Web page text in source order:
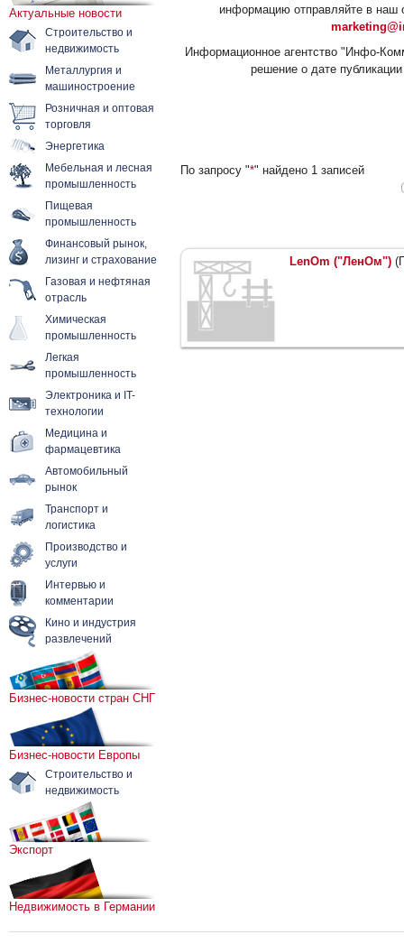
Актуальные новости
Строительство и
недвижимость
Металлургия и
машиностроение
Розничная и оптовая
торговля
Энергетика
Мебельная и лесная
промышленность
Пищевая
промышленность
Финансовый рынок,
лизинг и страхование
Газовая и нефтяная
отрасль
Химическая
промышленность
Легкая
промышленность
Электроника и IT-
технологии
Медицина и
фармацевтика
Автомобильный
рынок
Транспорт и
логистика
Производство и
услуги
Интервью и
комментарии
Кино и индустрия
развлечений
Бизнес-новости стран СНГ
Бизнес-новости Европы
Строительство и
недвижимость
Экспорт
Недвижимость в Германии
информацию отправляйте в наш
Информационное агентство "Инфо-
решение о дате
По запросу "*" найдено 1 записей
LenOm ("ЛенОм")